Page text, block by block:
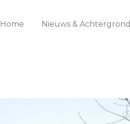
Home Nieuws & Achtergrond